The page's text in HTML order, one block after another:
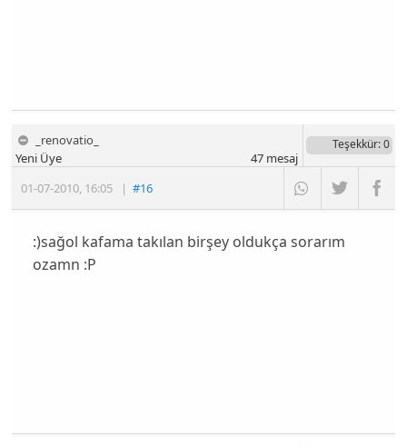
_renovatio_
01-07-2010, 16:05 |#16
Yeni Üye
Teşekkür: 0
47mesaj
:)sağol kafama takılan birşey oldukça sorarım
ozamn :P